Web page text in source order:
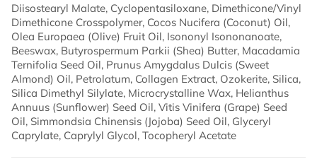
Diisostearyl Malate, Cyclopentasiloxane, Dimethicone/Vinyl
Dimethicone Crosspolymer, Cocos Nucifera (Coconut) Oil,
Olea Europaea (Olive) Fruit Oil, Isononyl Isononanoate,
Beeswax, Butyrospermum Parkii (Shea) Butter, Macadamia
Ternifolia Seed Oil, Prunus Amygdalus Dulcis (Sweet
Almond) Oil, Petrolatum, Collagen Extract, Ozokerite, Silica,
Silica Dimethyl Silylate, Microcrystalline Wax, Helianthus
Annuus (Sunflower) Seed Oil, Vitis Vinifera (Grape) Seed
Oil, Simmondsia Chinensis (Jojoba) Seed Oil, Glyceryl
Caprylate, Caprylyl Glycol, Tocopheryl Acetate